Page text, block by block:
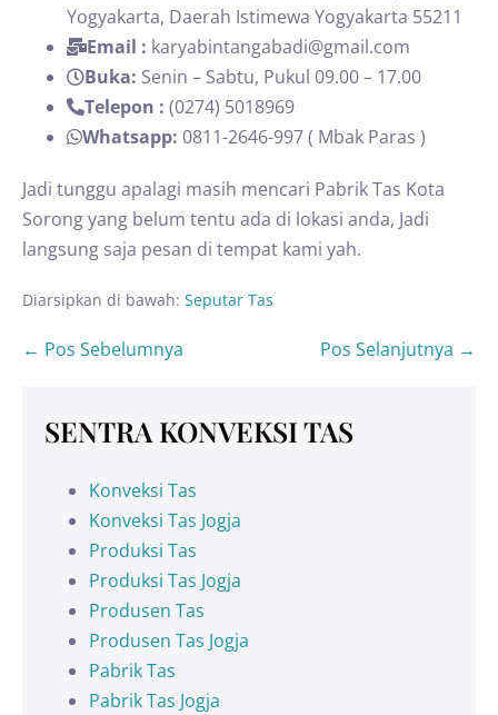
Yogyakarta, Daerah Istimewa Yogyakarta 55211
Email : karyabintangabadi@gmail.com
Buka: Senin – Sabtu, Pukul 09.00 – 17.00
Telepon : (0274) 5018969
Whatsapp: 0811-2646-997 ( Mbak Paras )
Jadi tunggu apalagi masih mencari Pabrik Tas Kota
Sorong yang belum tentu ada di lokasi anda, Jadi
langsung saja pesan di tempat kami yah.
Diarsipkan di bawah: Seputar Tas
← Pos Sebelumnya Pos Selanjutnya →
SENTRA KONVEKSI TAS
Konveksi Tas
Konveksi Tas Jogja
Produksi Tas
Produksi Tas Jogja
Produsen Tas
Produsen Tas Jogja
Pabrik Tas
Pabrik Tas Jogja